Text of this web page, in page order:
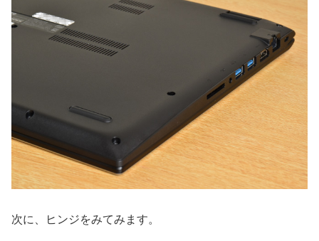
次に、ヒンジをみてみます。